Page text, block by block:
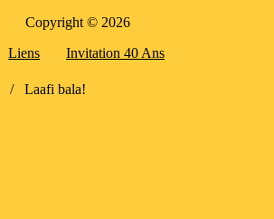
Liens Invitation 40 Ans
/ Laafi bala!
Copyright © 2026